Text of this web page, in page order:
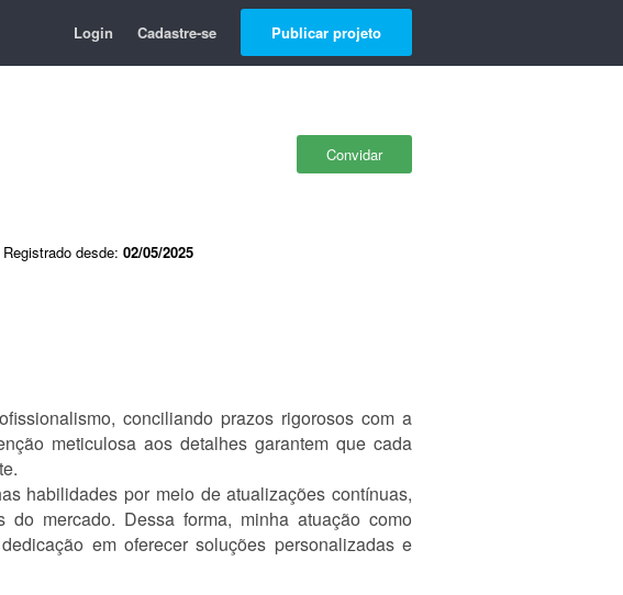
Login Cadastre-se Publicar projeto
Convidar
Registrado desde: 02/05/2025
conciliando prazos rigorosos com a
meticulosa aos detalhes garantem que cada
habilidades por meio de atualizações contínuas,
mercado. Dessa forma, minha atuação como
em oferecer soluções personalizadas e